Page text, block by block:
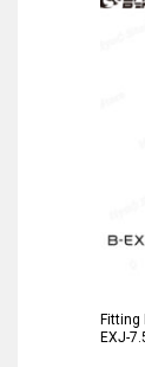
Fitting
EXJ-